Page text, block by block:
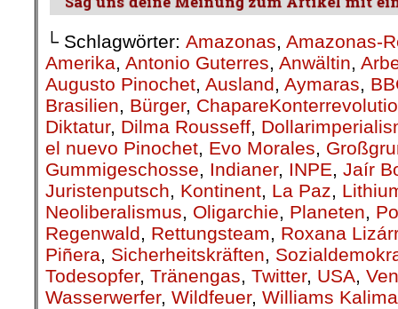
└ Schlagwörter: Amazonas, Amazonas-
Amerika, Antonio Guterres, Anwältin,
Augusto Pinochet, Ausland, Aymaras,
Brasilien, Bürger,
Diktatur, Dilma Rousseff,
el nuevo Pinochet, Evo Morales,
Gummigeschosse, Indianer, INPE, Jaír
Juristenputsch, Kontinent, La Paz,
Neoliberalismus, Oligarchie, Planeten,
Regenwald, Rettungsteam, Roxana
Piñera, Sicherheitskräften,
Todesopfer, Tränengas, Twitter, USA,
Wasserwerfer, Wildfeuer, Williams